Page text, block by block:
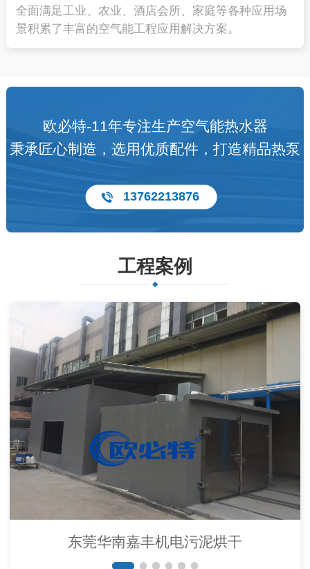
全面满足工业、农业、酒店会所、家庭等各种应用场
景积累了丰富的空气能工程应用解决方案。
欧必特-11年专注生产空气能热水器
秉承匠心制造，选用优质配件，打造精品热泵
13762213876
工程案例
东莞华南嘉丰机电污泥烘干